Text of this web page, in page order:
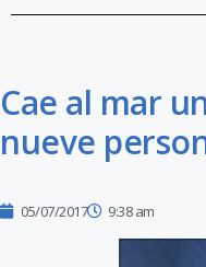
Cae al mar
nueve
05/07/2017 9:38 am